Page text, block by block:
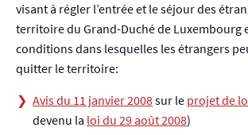
visant à régler l’entrée et le séjour des
territoire du Grand-Duché de Luxembourg
conditions dans lesquelles les étrangers
quitter le territoire:
Avis du 11 janvier 2008sur le projet de
devenu la loi du 29 août 2008)